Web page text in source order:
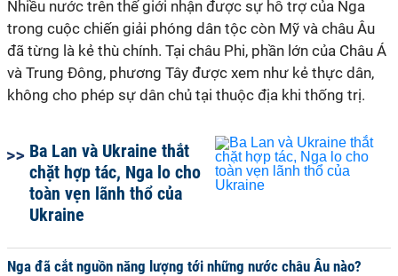
Nhiều nước trên thế giới nhận được sự hỗ trợ của Nga
trong cuộc chiến giải phóng dân tộc còn Mỹ và châu Âu
đã từng là kẻ thù chính. Tại châu Phi, phần lớn của Châu Á
và Trung Đông, phương Tây được xem như kẻ thực dân,
không cho phép sự dân chủ tại thuộc địa khi thống trị.
Ba Lan và Ukraine thắt
chặt hợp tác, Nga lo cho
toàn vẹn lãnh thổ của
Ukraine
Nga đã cắt nguồn năng lượng tới những nước châu Âu nào?